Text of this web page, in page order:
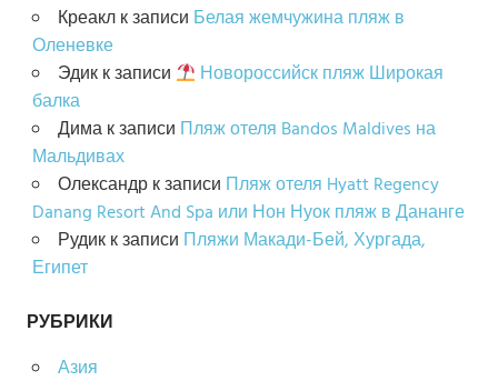
Креаклк записи Белая жемчужина пляж в
Оленевке
Эдикк записи
Новороссийск пляж Широкая
балка
Димак записи Пляж отеля Bandos Maldives на
Мальдивах
Олександрк записи Пляж отеля Hyatt Regency
Danang Resort And Spa или Нон Нуок пляж в Дананге
Рудикк записи Пляжи Макади-Бей, Хургада,
Египет
РУБРИКИ
Азия